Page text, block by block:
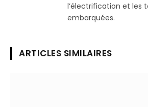
l’électrification et les
embarquées.
ARTICLES SIMILAIRES